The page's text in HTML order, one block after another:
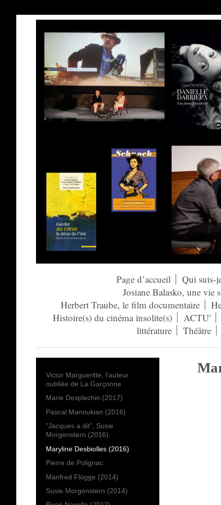
Page d’accueil
Qui suis-
Josiane Balasko, une vie
Herbert Traube, le film documentaire
Histoire(s) du cinéma insolite(s)
ACTU'
littérature
Théâtre
Victor Margueritte, l'auteur
oubliée de La Garçonne
Marie Desplechin (2017)
Pascal Manoukian (2016)
"Jacques a dit", Susie
Morgenstern (2016)
Maryline Desbiolles (2016)
Pierre de Polignac
Manfred Flügge (2014)
Susie Morgenstern (2014)